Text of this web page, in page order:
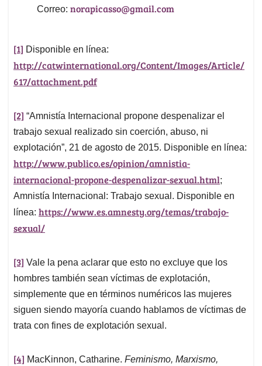
Correo: norapicasso@gmail.com
[1] Disponible en línea:
http://catwinternational.org/Content/Images/Article/
617/attachment.pdf
[2] “Amnistía Internacional propone despenalizar el
trabajo sexual realizado sin coerción, abuso, ni
explotación”, 21 de agosto de 2015. Disponible en línea:
http://www.publico.es/opinion/amnistia-
internacional-propone-despenalizar-sexual.html;
Amnistía Internacional: Trabajo sexual. Disponible en
línea: https://www.es.amnesty.org/temas/trabajo-
sexual/
[3] Vale la pena aclarar que esto no excluye que los
hombres también sean víctimas de explotación,
simplemente que en términos numéricos las mujeres
siguen siendo mayoría cuando hablamos de víctimas de
trata con fines de explotación sexual.
[4] MacKinnon, Catharine. Feminismo, Marxismo,